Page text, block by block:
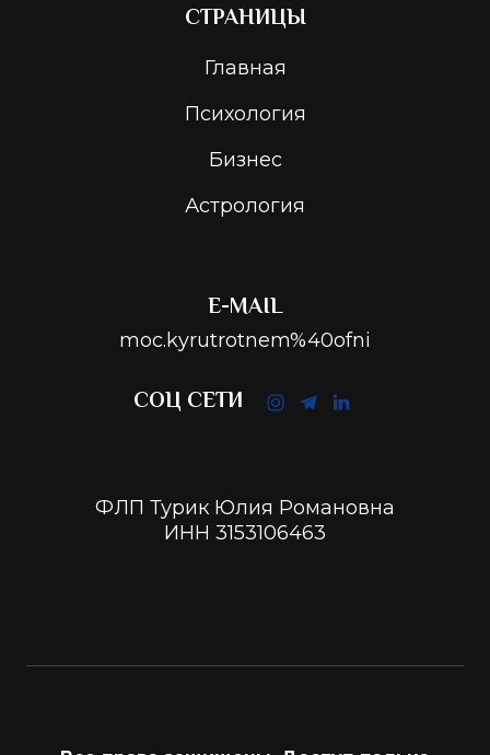
СТРАНИЦЫ
Главная
Психология
Бизнес
Астрология
E-MAIL
moc.kyrutrotnem%40ofni
СОЦ СЕТИ
ФЛП Турик Юлия Романовна
ИНН 3153106463